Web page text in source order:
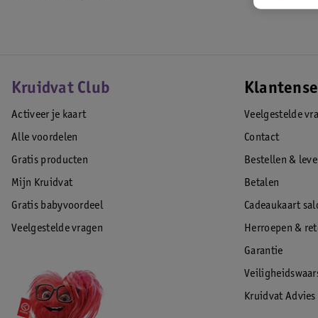
Kruidvat Club
Activeer je kaart
Alle voordelen
Gratis producten
Mijn Kruidvat
Gratis babyvoordeel
Veelgestelde vragen
Veelgestelde
Contact
Bestellen &
Betalen
Cadeaukaart
Herroepen &
Garantie
Kruidvat Advies